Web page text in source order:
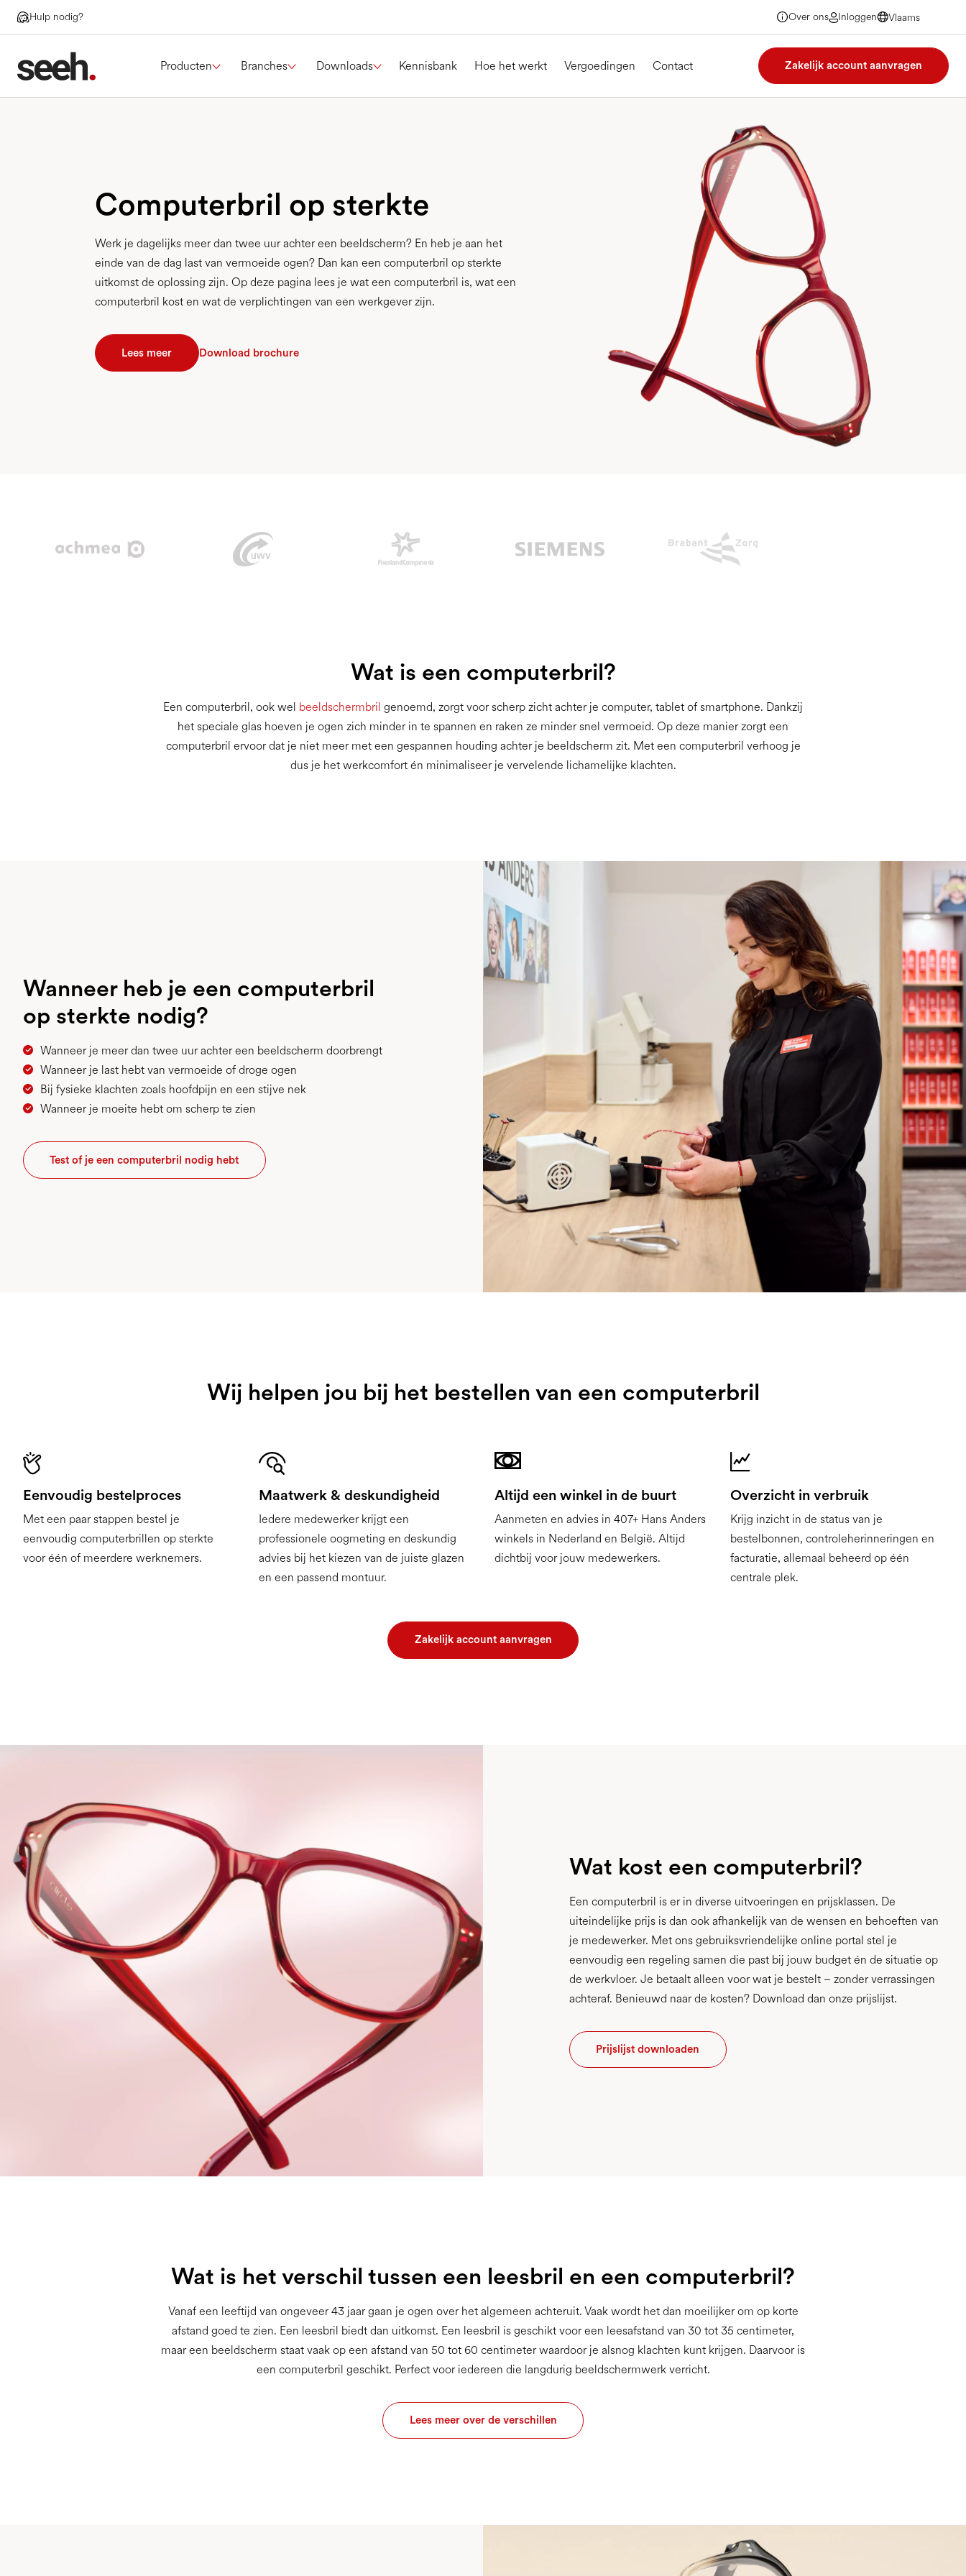
Hulp nodig? Over ons Inloggen
Vlaams
Vlaams
Vlaams
Producten Branches Downloads Kennisbank Hoe het werkt Vergoedingen Contact Zakelijk account aanvragen
Computerbril op sterkte
Werk je dagelijks meer dan twee uur achter een beeldscherm? En heb je aan het
einde van de dag last van vermoeide ogen? Dan kan een computerbril op sterkte
uitkomst de oplossing zijn. Op deze pagina lees je wat een computerbril is, wat een
computerbril kost en wat de verplichtingen van een werkgever zijn.
Lees meer Download brochure
Wat is een computerbril?
Een computerbril, ook wel beeldschermbril genoemd, zorgt voor scherp zicht achter je computer, tablet of smartphone. Dankzij
het speciale glas hoeven je ogen zich minder in te spannen en raken ze minder snel vermoeid. Op deze manier zorgt een
computerbril ervoor dat je niet meer met een gespannen houding achter je beeldscherm zit. Met een computerbril verhoog je
dus je het werkcomfort én minimaliseer je vervelende lichamelijke klachten.
Wanneer heb je een computerbril
op sterkte nodig?
Wanneer je meer dan twee uur achter een beeldscherm doorbrengt
Wanneer je last hebt van vermoeide of droge ogen
Bij fysieke klachten zoals hoofdpijn en een stijve nek
Wanneer je moeite hebt om scherp te zien
Test of je een computerbril nodig hebt
Wij helpen jou bij het bestellen van een computerbril
Eenvoudig bestelproces
Met een paar stappen bestel je
eenvoudig computerbrillen op sterkte
voor één of meerdere werknemers.
Maatwerk & deskundigheid
Iedere medewerker krijgt een
professionele oogmeting en deskundig
advies bij het kiezen van de juiste glazen
en een passend montuur.
Altijd een winkel in de buurt
Aanmeten en advies in 407+ Hans Anders
winkels in Nederland en België. Altijd
dichtbij voor jouw medewerkers.
Overzicht in verbruik
Krijg inzicht in de status van je
bestelbonnen, controleherinneringen en
facturatie, allemaal beheerd op één
centrale plek.
Zakelijk account aanvragen
Wat kost een computerbril?
Een computerbril is er in diverse uitvoeringen en prijsklassen. De
uiteindelijke prijs is dan ook afhankelijk van de wensen en behoeften van
je medewerker. Met ons gebruiksvriendelijke online portal stel je
eenvoudig een regeling samen die past bij jouw budget én de situatie op
de werkvloer. Je betaalt alleen voor wat je bestelt – zonder verrassingen
achteraf. Benieuwd naar de kosten? Download dan onze prijslijst.
Prijslijst downloaden
Wat is het verschil tussen een leesbril en een computerbril?
Vanaf een leeftijd van ongeveer 43 jaar gaan je ogen over het algemeen achteruit. Vaak wordt het dan moeilijker om op korte
afstand goed te zien. Een leesbril biedt dan uitkomst. Een leesbril is geschikt voor een leesafstand van 30 tot 35 centimeter,
maar een beeldscherm staat vaak op een afstand van 50 tot 60 centimeter waardoor je alsnog klachten kunt krijgen. Daarvoor is
een computerbril geschikt. Perfect voor iedereen die langdurig beeldschermwerk verricht.
Lees meer over de verschillen